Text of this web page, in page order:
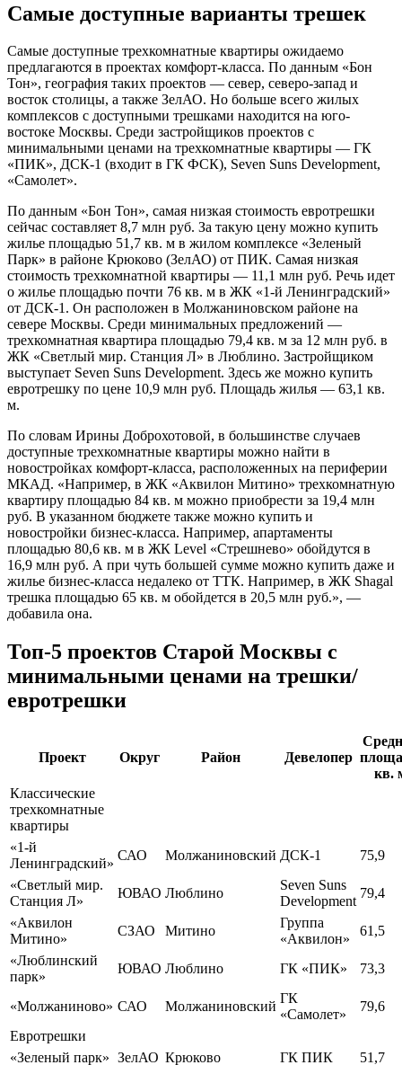
Самые доступные варианты трешек
Самые доступные трехкомнатные квартиры ожидаемо
предлагаются в проектах комфорт-класса. По данным «Бон
Тон», география таких проектов — север, северо-запад и
восток столицы, а также ЗелАО. Но больше всего жилых
комплексов с доступными трешками находится на юго-
востоке Москвы. Среди застройщиков проектов с
минимальными ценами на трехкомнатные квартиры — ГК
«ПИК», ДСК-1 (входит в ГК ФСК), Seven Suns Development,
«Самолет».
По данным «Бон Тон», самая низкая стоимость евротрешки
сейчас составляет 8,7 млн руб. За такую цену можно купить
жилье площадью 51,7 кв. м в жилом комплексе «Зеленый
Парк» в районе Крюково (ЗелАО) от ПИК. Самая низкая
стоимость трехкомнатной квартиры — 11,1 млн руб. Речь идет
о жилье площадью почти 76 кв. м в ЖК «1-й Ленинградский»
от ДСК-1. Он расположен в Молжаниновском районе на
севере Москвы. Среди минимальных предложений —
трехкомнатная квартира площадью 79,4 кв. м за 12 млн руб. в
ЖК «Светлый мир. Станция Л» в Люблино. Застройщиком
выступает Seven Suns Development. Здесь же можно купить
евротрешку по цене 10,9 млн руб. Площадь жилья — 63,1 кв.
м.
По словам Ирины Доброхотовой, в большинстве случаев
доступные трехкомнатные квартиры можно найти в
новостройках комфорт-класса, расположенных на периферии
МКАД. «Например, в ЖК «Аквилон Митино» трехкомнатную
квартиру площадью 84 кв. м можно приобрести за 19,4 млн
руб. В указанном бюджете также можно купить и
новостройки бизнес-класса. Например, апартаменты
площадью 80,6 кв. м в ЖК Level «Стрешнево» обойдутся в
16,9 млн руб. А при чуть большей сумме можно купить даже и
жилье бизнес-класса недалеко от ТТК. Например, в ЖК Shagal
трешка площадью 65 кв. м обойдется в 20,5 млн руб.», —
добавила она.
Топ-5 проектов Старой Москвы с
минимальными ценами на трешки/
евротрешки
Проект Округ Район Девелопер
кв.
Классические
трехкомнатные
квартиры
«1-й
Ленинградский»
САО Молжаниновский ДСК-1
75,9
«Светлый мир.
Станция Л»
ЮВАО Люблино
Seven Suns
Development
79,4
«Аквилон
Митино»
СЗАО Митино
Группа
«Аквилон»
61,5
«Люблинский
парк»
ЮВАО Люблино ГК «ПИК» 73,3
«Молжаниново» САО Молжаниновский
ГК
«Самолет»
79,6
Евротрешки
«Зеленый парк» ЗелАО Крюково ГК ПИК 51,7